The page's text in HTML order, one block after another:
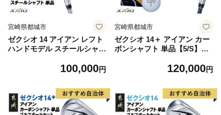
宮崎県都城市
ゼクシオ 14 アイアン レフト
ハンドモデル スチールシャフ
ル》_GK-C705-5S _(都城市)
ーズ 2025年モデル アイアン
N.S.PRO 850GH neo スチー
ルシャフト レフトハンド ゴ
100,000円
宮崎県都城市
ゼクシオ 14＋ アイアン カー
ボンシャフト 単品【5/S】《2
セット_GV-C702-5S _(都城
リーズ 2025年モデル アイア
ン SPEEDER NX カーボンシ
ャフト ゴルフ用品 スポーツ
120,000円